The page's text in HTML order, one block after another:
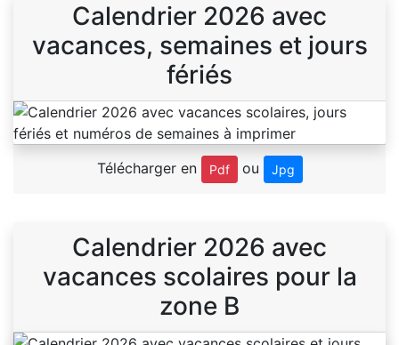
Calendrier 2026 avec
vacances, semaines et jours
fériés
Télécharger en Pdf ou Jpg
Calendrier 2026 avec
vacances scolaires pour la
zone B